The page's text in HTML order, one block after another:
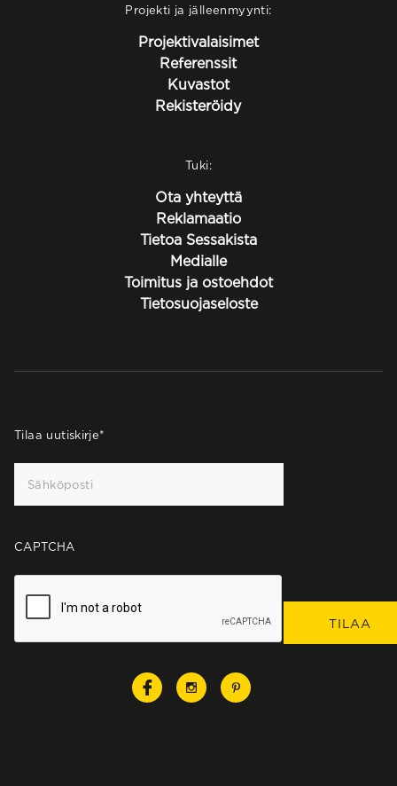
Projekti ja jälleenmyynti:
Projektivalaisimet
Referenssit
Kuvastot
Rekisteröidy
Tuki:
Ota yhteyttä
Reklamaatio
Tietoa Sessakista
Medialle
Toimitus ja ostoehdot
Tietosuojaseloste
Tilaa uutiskirje*
CAPTCHA